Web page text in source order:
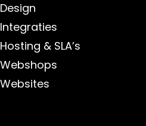
Design
Integraties
Hosting & SLA’s
Webshops
Websites